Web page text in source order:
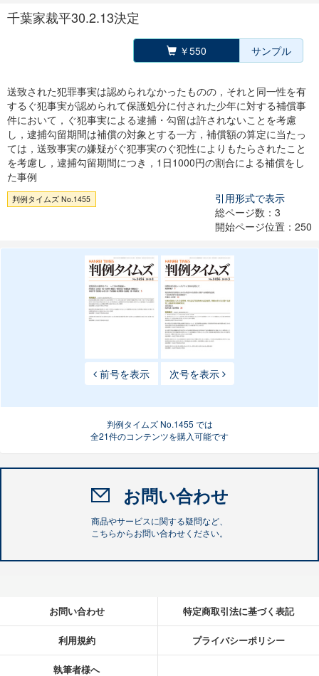
千葉家裁平30.2.13決定
￥550 サンプル
送致された犯罪事実は認められなかったものの，それと同一性を有
するぐ犯事実が認められて保護処分に付された少年に対する補償事
件において，ぐ犯事実による逮捕・勾留は許されないことを考慮
し，逮捕勾留期間は補償の対象とする一方，補償額の算定に当たっ
ては，送致事実の嫌疑がぐ犯事実のぐ犯性によりもたらされたこと
を考慮し，逮捕勾留期間につき，1日1000円の割合による補償をし
た事例
判例タイムズ No.1455
引用形式で表示
総ページ数：3
開始ページ位置：250
前号を表示 次号を表示
判例タイムズ No.1455 では
全21件のコンテンツを購入可能です
お問い合わせ
商品やサービスに関する疑問など、
こちらからお問い合わせください。
お問い合わせ 特定商取引法に基づく表記
利用規約 プライバシーポリシー
執筆者様へ